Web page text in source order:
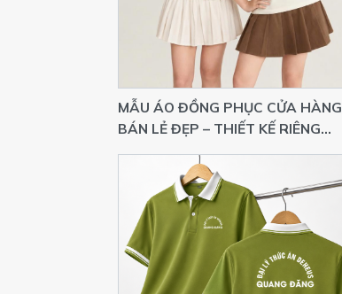
MẪU ÁO ĐỒNG PHỤC CỬA HÀNG
BÁN LẺ ĐẸP – THIẾT KẾ RIÊNG